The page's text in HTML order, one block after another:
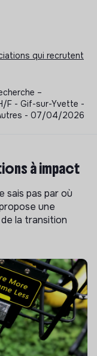
qui recrutent
–
F - Gif-sur-Yvette -
- 07/04/2026
à impact
sais pas par où
une
la transition